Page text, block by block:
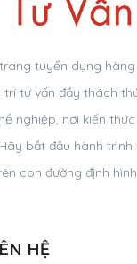
tuyển dụng
trí tư vấn đầy thách
nghiệp, nơi kiến
bắt đầu hành trình
con đường định
HỆ